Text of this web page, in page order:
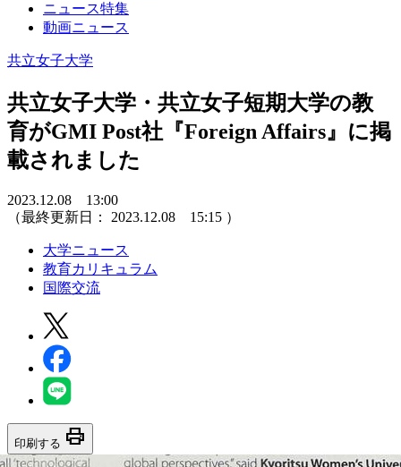
ニュース特集
動画ニュース
共立女子大学
共立女子大学・共立女子短期大学の教
育がGMI Post社『Foreign Affairs』に掲
載されました
2023.12.08 13:00
（最終更新日： 2023.12.08 15:15 ）
大学ニュース
教育カリキュラム
国際交流
印刷する print